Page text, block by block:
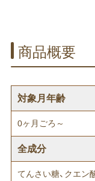
商品概要
対象月年齢
0ヶ月ごろ～
全成分
てんさい糖、クエン